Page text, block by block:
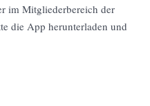
im Mitgliederbereich der
die App herunterladen und